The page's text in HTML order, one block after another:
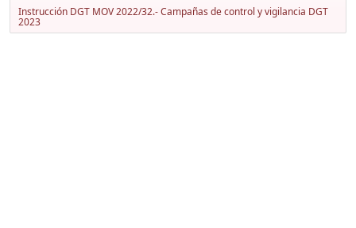
Instrucción DGT MOV 2022/32.- Campañas de control y vigilancia DGT
2023